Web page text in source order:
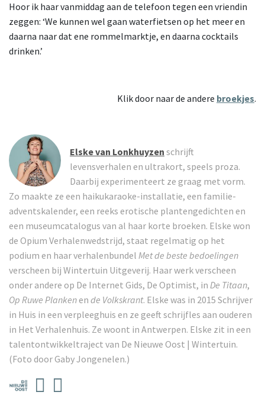
Hoor ik haar vanmiddag aan de telefoon tegen een vriendin
zeggen: ‘We kunnen wel gaan waterfietsen op het meer en
daarna naar dat ene rommelmarktje, en daarna cocktails
drinken.’
Klik door naar de andere broekjes.
Elske van Lonkhuyzen schrijft
levensverhalen en ultrakort, speels proza.
Daarbij experimenteert ze graag met vorm.
Zo maakte ze een haikukaraoke-installatie, een familie-
adventskalender, een reeks erotische plantengedichten en
een museumcatalogus van al haar korte broeken. Elske won
de Opium Verhalenwedstrijd, staat regelmatig op het
podium en haar verhalenbundel Met de beste bedoelingen
verscheen bij Wintertuin Uitgeverij. Haar werk verscheen
onder andere op De Internet Gids, De Optimist, in De Titaan,
Op Ruwe Planken en de Volkskrant. Elske was in 2015 Schrijver
in Huis in een verpleeghuis en ze geeft schrijfles aan ouderen
in Het Verhalenhuis. Ze woont in Antwerpen. Elske zit in een
talentontwikkeltraject van De Nieuwe Oost | Wintertuin.
(Foto door Gaby Jongenelen.)